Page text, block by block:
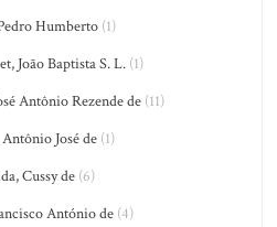
Humberto(1)
João Baptista S. L.(1)
Antônio Rezende de (11)
José de (1)
Cussy de (6)
António de (4)